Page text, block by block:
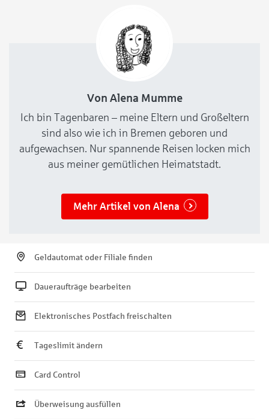
Von Alena Mumme
Ich bin Tagenbaren – meine Eltern und Großeltern
sind also wie ich in Bremen geboren und
aufgewachsen. Nur spannende Reisen locken mich
aus meiner gemütlichen Heimatstadt.
Mehr Artikel von Alena
Geldautomat oder Filiale finden
Daueraufträge bearbeiten
Elektronisches Postfach freischalten
Tageslimit ändern
Card Control
Überweisung ausfüllen